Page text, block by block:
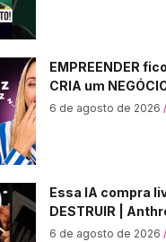
EMPREENDER
CRIA um
6 de agosto de 2026
Essa IA compra
DESTRUIR |
6 de agosto de 2026